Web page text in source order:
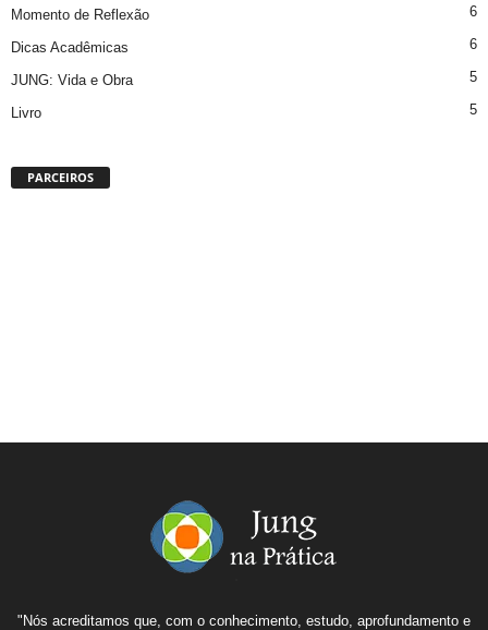
Momento de Reflexão 6
Dicas Acadêmicas 6
JUNG: Vida e Obra 5
Livro 5
PARCEIROS
"Nós acreditamos que, com o conhecimento, estudo, aprofundamento e